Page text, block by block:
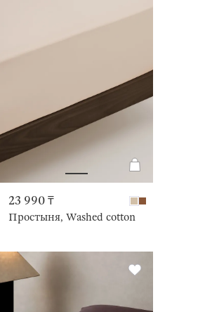
23 990 ₸
Простыня, Washed cotton